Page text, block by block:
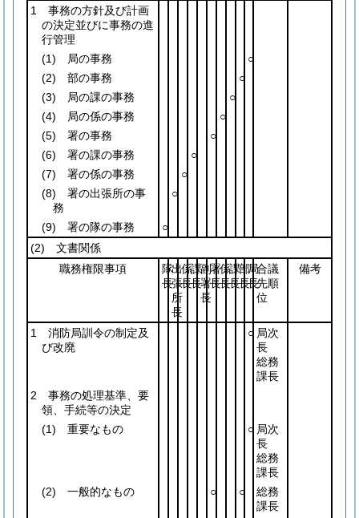
1 事務の方針及び計画
の決定並びに事務の進
行管理
(1) 局の事務
○
(2) 部の事務
○
(3) 局の課の事務
○
(4) 局の係の事務
○
(5) 署の事務
○
(6) 署の課の事務
○
(7) 署の係の事務
○
(8) 署の出張所の事
務
○
(9) 署の隊の事務
○
(2) 文書関係
職務権限事項
隊
長
出
張
所
長
係
長
課
長
副
署
長
署
長
係
長
課
長
部
長
局
長
合議
先順
位
備考
1 消防局訓令の制定及
び改廃
○ 局次
長
総務
課長
2 事務の処理基準、要
領、手続等の決定
(1) 重要なもの ○ 局次
長
総務
課長
(2) 一般的なもの ○ ○
総務
課長